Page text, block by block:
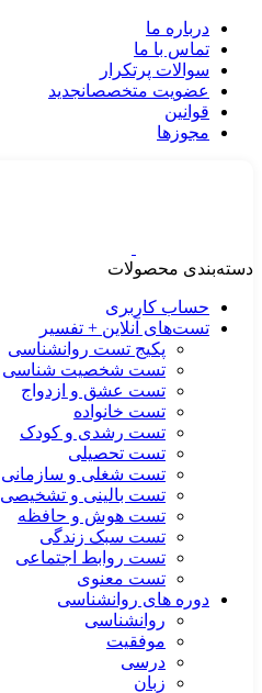
درباره ما
تماس با ما
سوالات پرتکرار
عضویت متخصصانجدید
قوانین
مجوزها
دسته‌بندی محصولات
حساب کاربری
تست‌های آنلاین + تفسیر
پکیج تست روانشناسی
تست شخصیت شناسی
تست عشق و ازدواج
تست خانواده
تست رشدی و کودک
تست تحصیلی
تست شغلی و سازمانی
تست بالینی و تشخیصی
تست هوش و حافظه
تست سبک زندگی
تست روابط اجتماعی
تست معنوی
دوره های روانشناسی
روانشناسی
موفقیت
درسی
زبان